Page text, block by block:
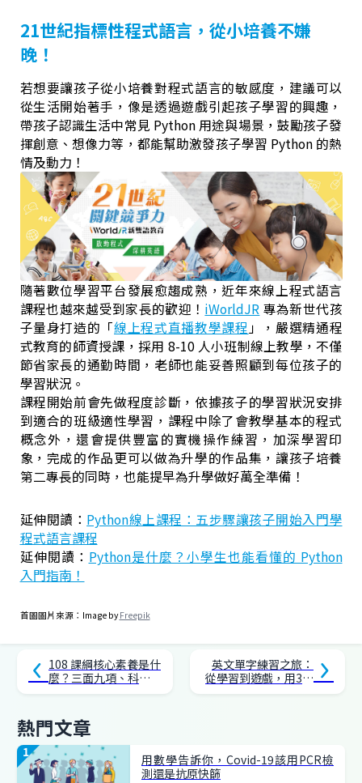
21世紀指標性程式語言，從小培養不嫌
晚！
若想要讓孩子從小培養對程式語言的敏感度，建議可以
從生活開始著手，像是透過遊戲引起孩子學習的興趣，
帶孩子認識生活中常見 Python 用途與場景，鼓勵孩子發
揮創意、想像力等，都能幫助激發孩子學習 Python 的熱
情及動力！
隨著數位學習平台發展愈趨成熟，近年來線上程式語言
課程也越來越受到家長的歡迎！ iWorldJR 專為新世代孩
子量身打造的「線上程式直播教學課程 」，嚴選精通程
式教育的師資授課，採用 8-10 人小班制線上教學，不僅
節省家長的通勤時間，老師也能妥善照顧到每位孩子的
學習狀況。
課程開始前會先做程度診斷，依據孩子的學習狀況安排
到適合的班級適性學習，課程中除了會教學基本的程式
概念外，還會提供豐富的實機操作練習，加深學習印
象，完成的作品更可以做為升學的作品集，讓孩子培養
第二專長的同時，也能提早為升學做好萬全準備！
延伸閱讀： Python線上課程：五步驟讓孩子開始入門學
程式語言課程
延伸閱讀： Python是什麼？小學生也能看懂的 Python
入門指南！
首圖圖片來源：Image byFreepik
108 課綱核心素養是什
麼？三面九項、科目
領綱重點整理！
英文單字練習之旅：
從學習到遊戲，用3款
APP輕鬆學好英文！
熱門文章
用數學告訴你，Covid-19該用PCR檢
測還是抗原快篩